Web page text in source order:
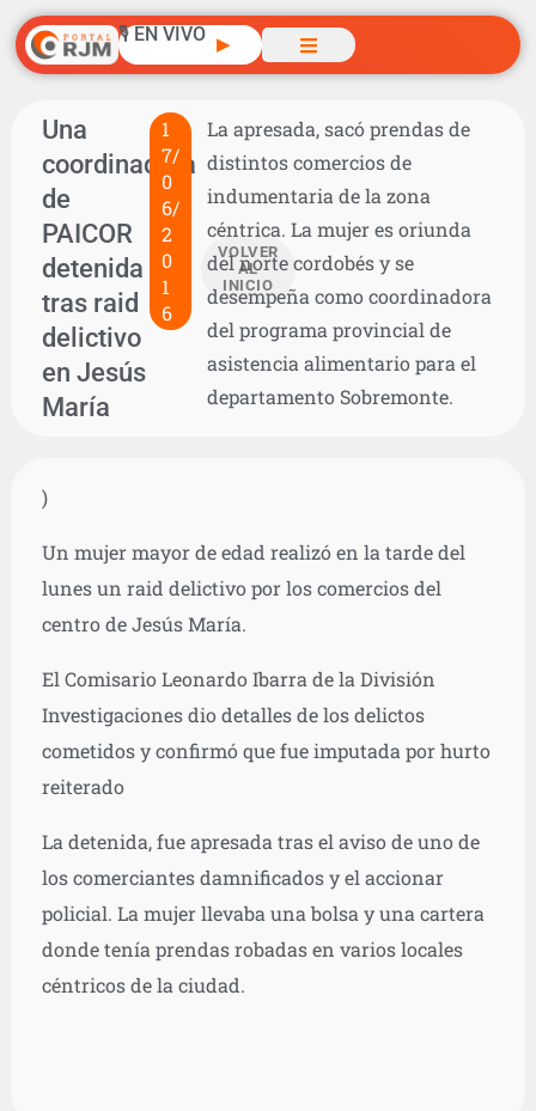
🎙️ EN VIVO ▶
Una
coordinadora
de
PAICOR
detenida
tras raid
delictivo
en Jesús
María
1
7/
0
6/
2
0
1
6
VOLVER
AL
INICIO
La apresada, sacó prendas de
distintos comercios de
indumentaria de la zona
céntrica. La mujer es oriunda
del norte cordobés y se
desempeña como coordinadora
del programa provincial de
asistencia alimentario para el
departamento Sobremonte.
)
Un mujer mayor de edad realizó en la tarde del
lunes un raid delictivo por los comercios del
centro de Jesús María.
El Comisario Leonardo Ibarra de la División
Investigaciones dio detalles de los delictos
cometidos y confirmó que fue imputada por hurto
reiterado
La detenida, fue apresada tras el aviso de uno de
los comerciantes damnificados y el accionar
policial. La mujer llevaba una bolsa y una cartera
donde tenía prendas robadas en varios locales
céntricos de la ciudad.